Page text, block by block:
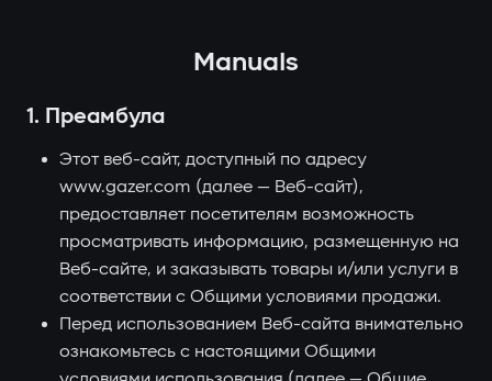
Manuals
1. Преамбула
Этот веб-сайт, доступный по адресу
www.gazer.com (далее — Веб-сайт),
предоставляет посетителям возможность
просматривать информацию, размещенную на
Веб-сайте, и заказывать товары и/или услуги в
соответствии с Общими условиями продажи.
Перед использованием Веб-сайта внимательно
ознакомьтесь с настоящими Общими